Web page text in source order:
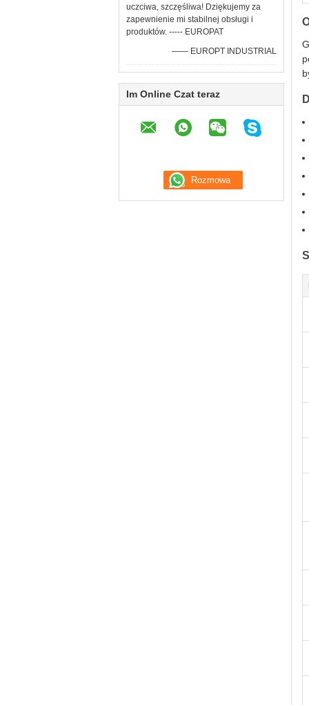
uczciwa, szczęśliwa! Dziękujemy za
zapewnienie mi stabilnej obsługi i
produktów. ----- EUROPAT
—— EUROPT INDUSTRIAL
Im Online Czat teraz